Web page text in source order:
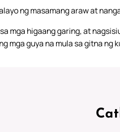
ng masamang araw at
mga higaang garing, at
mga guya na mula sa gitna ng